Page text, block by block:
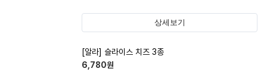
상세보기
[알라] 슬라이스 치즈 3종
6,780원